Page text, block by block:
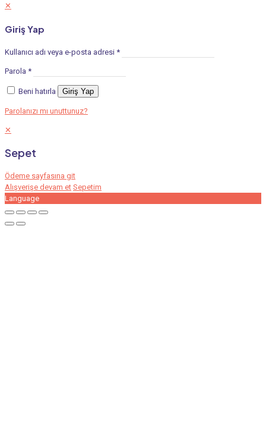
✕
Giriş Yap
Kullanıcı adı veya e-posta adresi *
Parola *
Beni hatırla Giriş Yap
Parolanızı mı unuttunuz?
✕
Sepet
Ödeme sayfasına git
Alışverişe devam et Sepetim
Language